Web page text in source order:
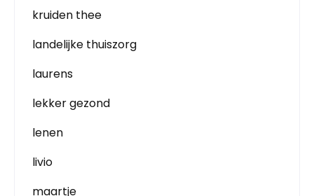
kruiden thee
landelijke thuiszorg
laurens
lekker gezond
lenen
livio
maartje